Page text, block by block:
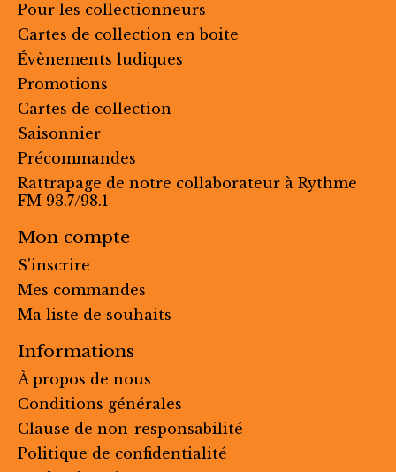
Pour les collectionneurs
Cartes de collection en boite
Évènements ludiques
Promotions
Cartes de collection
Saisonnier
Précommandes
Rattrapage de notre collaborateur à Rythme
FM 93.7/98.1
Mon compte
S'inscrire
Mes commandes
Ma liste de souhaits
Informations
À propos de nous
Conditions générales
Clause de non-responsabilité
Politique de confidentialité